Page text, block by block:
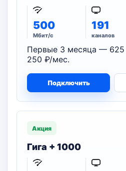
500
Мбит/с
191
каналов
Первые 3 месяца — 625
250 ₽/мес.
Подключить
Акция
Гига + 1000